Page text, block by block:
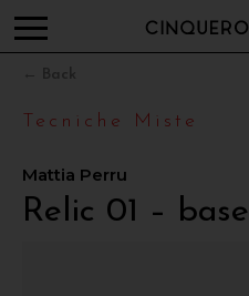
Tecniche Miste
Mattia Perru
Relic 01 – base